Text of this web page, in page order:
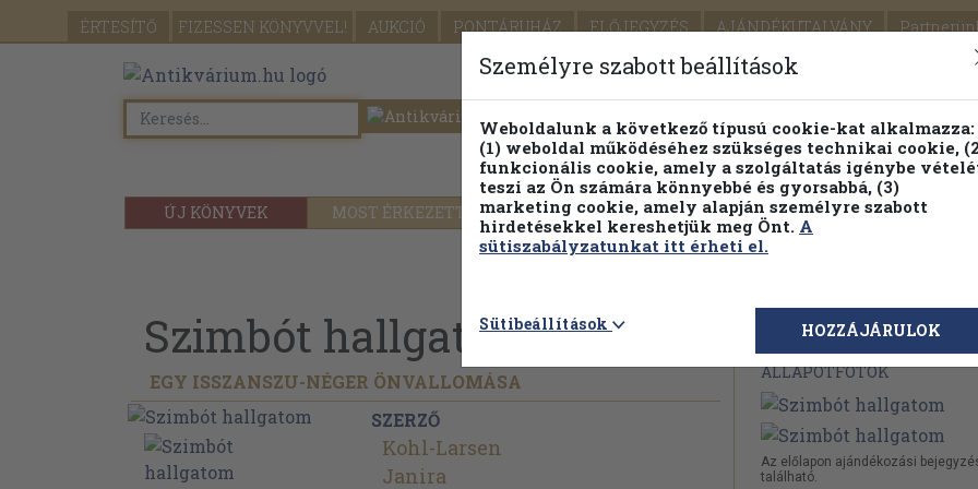
ÉRTESÍTŐ FIZESSEN KÖNYVVEL! AUKCIÓ PONTÁRUHÁZ ELŐJEGYZÉS AJÁNDÉKUTALVÁNY
SEGÍTSÉG
ÚJ KÖNYVEK MOST ÉRKEZETT PILLANATNYI ÁRAINK FENNTARTHATÓ
Részletes kereső Témaköri fa
Szimbót hallgatom
EGY ISSZANSZU-NÉGER ÖNVALLOMÁSA
SZERZŐ
Kohl-Larsen
Janira
Megvásárolható
ÁLLAPOTFOTÓK
Az előlapon ajándékozási
található.
Személyre szabott beállítások
Weboldalunk a következő típusú cookie-kat alkalmazza:
(1) weboldal működéséhez szükséges technikai cookie,
funkcionális cookie, amely a szolgáltatás igénybe
teszi az Ön számára könnyebbé és gyorsabbá, (3)
marketing cookie, amely alapján személyre szabott
hirdetésekkel kereshetjük meg Önt. A
sütiszabályzatunkat itt érheti el.
Sütibeállítások HOZZÁJÁRULOK